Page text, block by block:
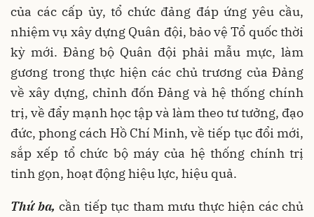
của các cấp ủy, tổ chức đảng đáp ứng yêu cầu,
nhiệm vụ xây dựng Quân đội, bảo vệ Tổ quốc thời
kỳ mới. Đảng bộ Quân đội phải mẫu mực, làm
gương trong thực hiện các chủ trương của Đảng
về xây dựng, chỉnh đốn Đảng và hệ thống chính
trị, về đẩy mạnh học tập và làm theo tư tưởng, đạo
đức, phong cách Hồ Chí Minh, về tiếp tục đổi mới,
sắp xếp tổ chức bộ máy của hệ thống chính trị
tinh gọn, hoạt động hiệu lực, hiệu quả.
Thứ ba, cần tiếp tục tham mưu thực hiện các chủ